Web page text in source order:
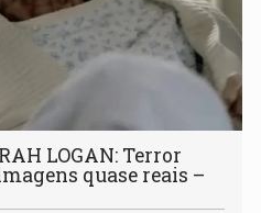
LOGAN: Terror
quase reais –